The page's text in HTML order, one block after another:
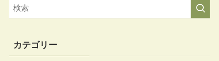
カテゴリー